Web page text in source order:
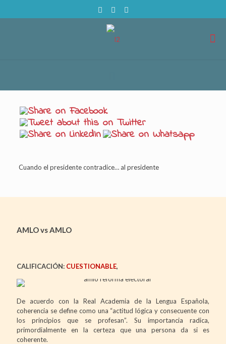
Cuando el presidente contradice… al presidente
AMLO vs AMLO
CALIFICACIÓN: CUESTIONABLE,
De acuerdo con la Real Academia de la Lengua Española,
coherencia se define como una “actitud lógica y consecuente con
los principios que se profesan”. Su importancia radica,
primordialmente en la certeza que una persona da si es
coherente.